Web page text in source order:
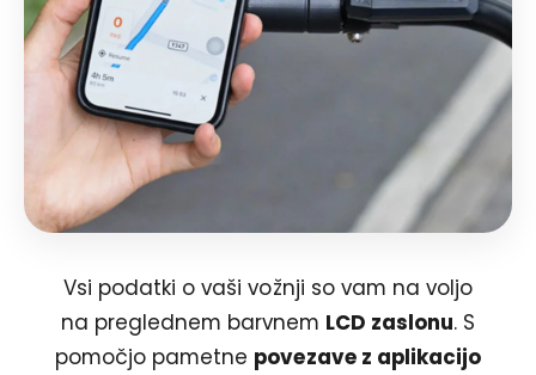
Vsi podatki o vaši vožnji so vam na voljo
na preglednem barvnem LCD zaslonu. S
pomočjo pametne povezave z aplikacijo